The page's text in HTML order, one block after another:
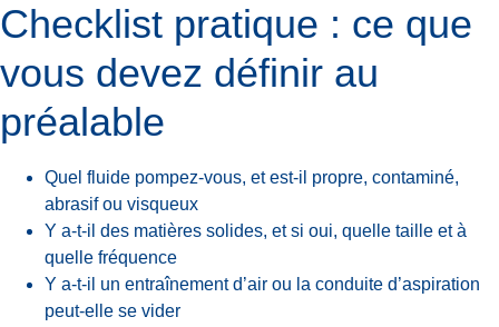
Checklist pratique : ce que
vous devez définir au
préalable
Quel fluide pompez-vous, et est-il propre, contaminé,
abrasif ou visqueux
Y a-t-il des matières solides, et si oui, quelle taille et à
quelle fréquence
Y a-t-il un entraînement d’air ou la conduite d’aspiration
peut-elle se vider